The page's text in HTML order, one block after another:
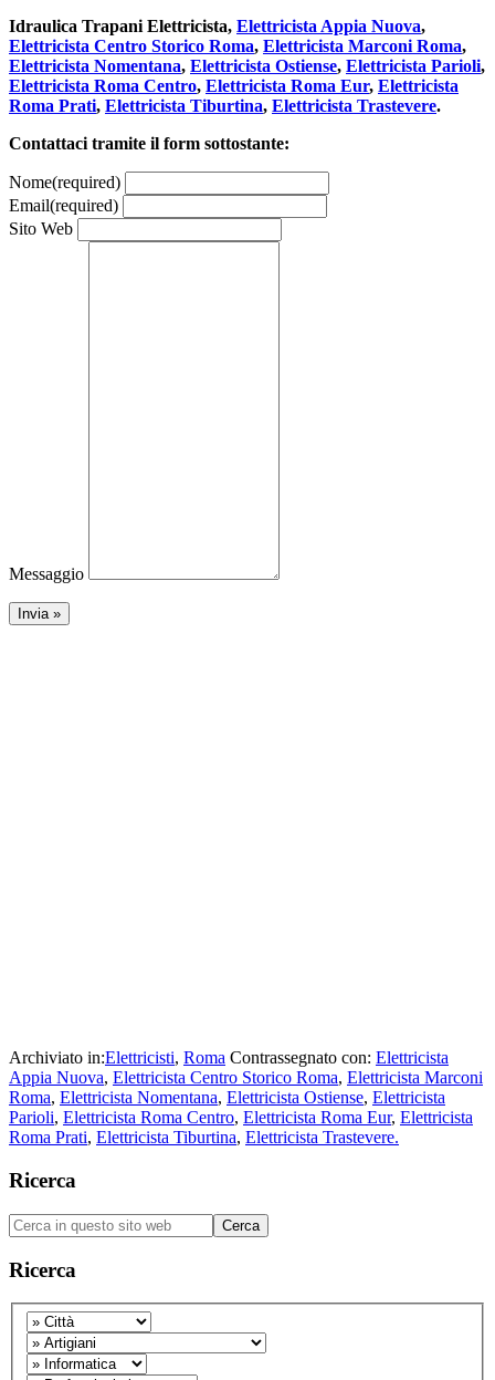
Idraulica Trapani Elettricista, Elettricista Appia Nuova,
Elettricista Centro Storico Roma, Elettricista Marconi Roma,
Elettricista Nomentana, Elettricista Ostiense, Elettricista Parioli,
Elettricista Roma Centro, Elettricista Roma Eur, Elettricista
Roma Prati, Elettricista Tiburtina, Elettricista Trastevere.
Contattaci tramite il form sottostante:
Nome(required)
Email(required)
Sito Web
Messaggio
Archiviato in:Elettricisti, Roma Contrassegnato con: Elettricista
Appia Nuova, Elettricista Centro Storico Roma, Elettricista Marconi
Roma, Elettricista Nomentana, Elettricista Ostiense, Elettricista
Parioli, Elettricista Roma Centro, Elettricista Roma Eur, Elettricista
Roma Prati, Elettricista Tiburtina, Elettricista Trastevere.
Barra
laterale
primaria
Ricerca
Cerca
in
questo
sito
web
Ricerca